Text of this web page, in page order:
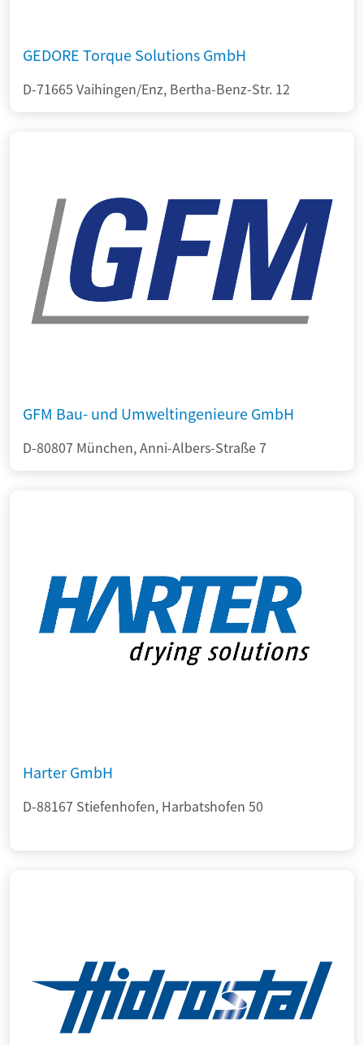
GEDORE Torque Solutions GmbH
D-71665 Vaihingen/Enz, Bertha-Benz-Str. 12
GFM Bau- und Umweltingenieure GmbH
D-80807 München, Anni-Albers-Straße 7
Harter GmbH
D-88167 Stiefenhofen, Harbatshofen 50